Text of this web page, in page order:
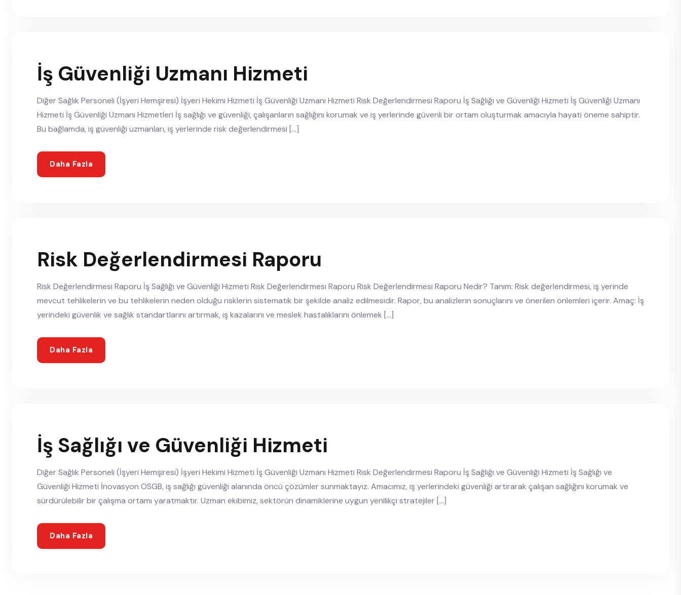
İş Güvenliği Uzmanı Hizmeti
Diğer Sağlık Personeli (İşyeri Hemşiresi) İşyeri Hekimi Hizmeti İş Güvenliği Uzmanı Hizmeti Risk Değerlendirmesi Raporu İş Sağlığı ve Güvenliği Hizmeti İş Güvenliği Uzmanı
Hizmeti İş Güvenliği Uzmanı Hizmetleri İş sağlığı ve güvenliği, çalışanların sağlığını korumak ve iş yerlerinde güvenli bir ortam oluşturmak amacıyla hayati öneme sahiptir.
Bu bağlamda, iş güvenliği uzmanları, iş yerlerinde risk değerlendirmesi […]
Daha Fazla
Risk Değerlendirmesi Raporu
Risk Değerlendirmesi Raporu İş Sağlığı ve Güvenliği Hizmeti Risk Değerlendirmesi Raporu Risk Değerlendirmesi Raporu Nedir? Tanım: Risk değerlendirmesi, iş yerinde
mevcut tehlikelerin ve bu tehlikelerin neden olduğu risklerin sistematik bir şekilde analiz edilmesidir. Rapor, bu analizlerin sonuçlarını ve önerilen önlemleri içerir. Amaç: İş
yerindeki güvenlik ve sağlık standartlarını artırmak, iş kazalarını ve meslek hastalıklarını önlemek […]
Daha Fazla
İş Sağlığı ve Güvenliği Hizmeti
Diğer Sağlık Personeli (İşyeri Hemşiresi) İşyeri Hekimi Hizmeti İş Güvenliği Uzmanı Hizmeti Risk Değerlendirmesi Raporu İş Sağlığı ve Güvenliği Hizmeti İş Sağlığı ve
Güvenliği Hizmeti İnovasyon OSGB, iş sağlığı güvenliği alanında öncü çözümler sunmaktayız. Amacımız, iş yerlerindeki güvenliği artırarak çalışan sağlığını korumak ve
sürdürülebilir bir çalışma ortamı yaratmaktır. Uzman ekibimiz, sektörün dinamiklerine uygun yenilikçi stratejiler […]
Daha Fazla